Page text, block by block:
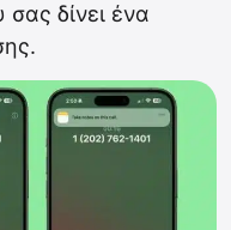
δίνει ένα